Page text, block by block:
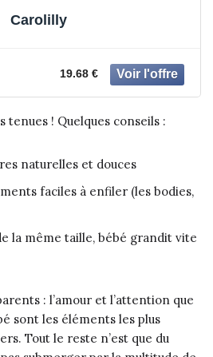
Carolilly
19.68 €
tenues ! Quelques conseils :
naturelles et douces
faciles à enfiler (les bodies,
la même taille, bébé grandit vite
: l’amour et l’attention que
sont les éléments les plus
Tout le reste n’est que du